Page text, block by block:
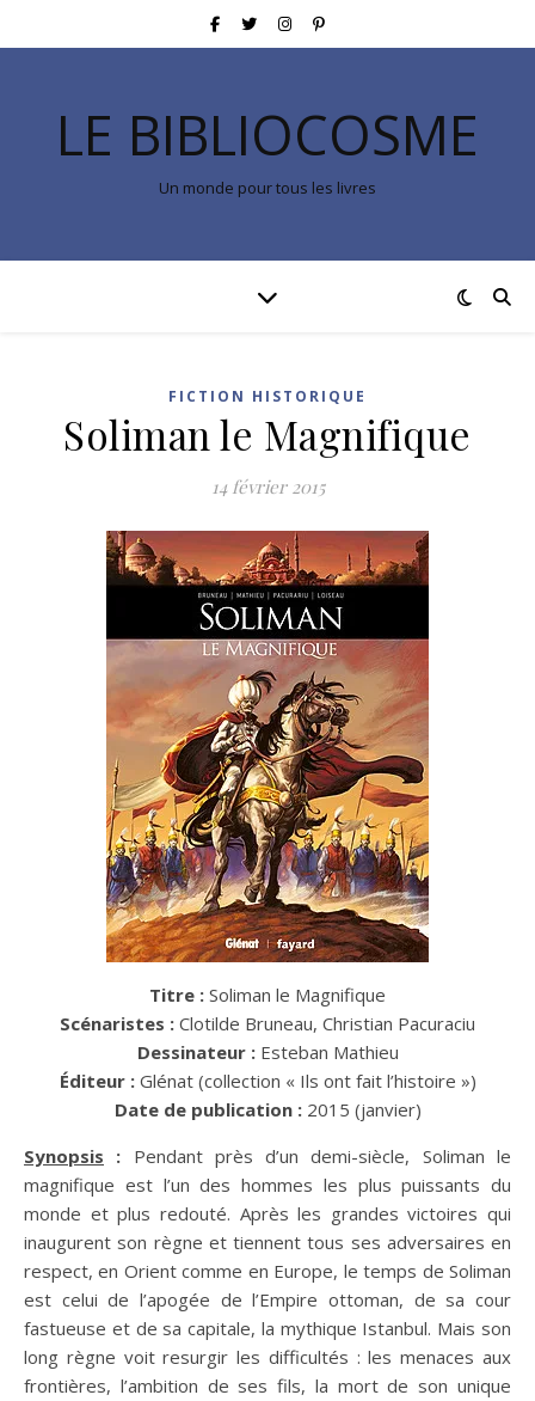
LE BIBLIOCOSME
Un monde pour tous les livres
FICTION HISTORIQUE
Soliman le Magnifique
14 février 2015
Titre : Soliman le Magnifique
Scénaristes : Clotilde Bruneau, Christian Pacuraciu
Dessinateur : Esteban Mathieu
Éditeur : Glénat (collection « Ils ont fait l’histoire »)
Date de publication : 2015 (janvier)
Synopsis : Pendant près d’un demi-siècle, Soliman le
magnifique est l’un des hommes les plus puissants du
monde et plus redouté. Après les grandes victoires qui
inaugurent son règne et tiennent tous ses adversaires en
respect, en Orient comme en Europe, le temps de Soliman
est celui de l’apogée de l’Empire ottoman, de sa cour
fastueuse et de sa capitale, la mythique Istanbul. Mais son
long règne voit resurgir les difficultés : les menaces aux
frontières, l’ambition de ses fils, la mort de son unique